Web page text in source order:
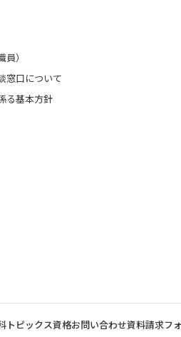
）
窓口について
る基本方針
トピックス資格お問い合わせ資料請求フ